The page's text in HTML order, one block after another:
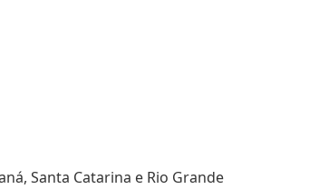
Santa Catarina e Rio Grande